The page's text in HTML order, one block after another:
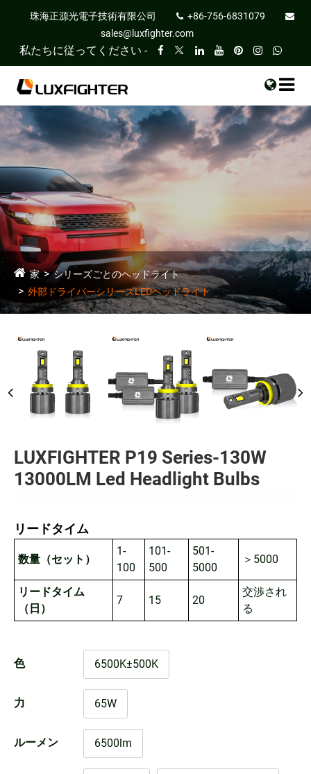
珠海正源光電子技術有限公司
+86-756-6831079
sales@luxfighter.com
私たちに従ってください -
家
シリーズごとのヘッドライト
外部ドライバーシリーズLEDヘッドライト
LUXFIGHTER P19 Series-130W
13000LM Led Headlight Bulbs
リードタイム
数量（セット）
1-
100
101-
500
501-
5000
＞5000
リードタイム
（日）
7 15 20
交渉され
る
色 6500K±500K
力 65W
ルーメン 6500lm